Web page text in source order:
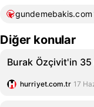
gundemebakis.com
Diğer konular
Burak Özçivit'in
hurriyet.com.tr 17